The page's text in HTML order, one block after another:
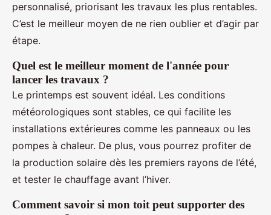
personnalisé, priorisant les travaux les plus rentables.
C’est le meilleur moyen de ne rien oublier et d’agir par
étape.
Quel est le meilleur moment de l'année pour
lancer les travaux ?
Le printemps est souvent idéal. Les conditions
météorologiques sont stables, ce qui facilite les
installations extérieures comme les panneaux ou les
pompes à chaleur. De plus, vous pourrez profiter de
la production solaire dès les premiers rayons de l’été,
et tester le chauffage avant l’hiver.
Comment savoir si mon toit peut supporter des